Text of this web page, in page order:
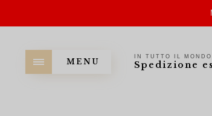
MENU
IN TUTTO IL MONDO
Spedizione